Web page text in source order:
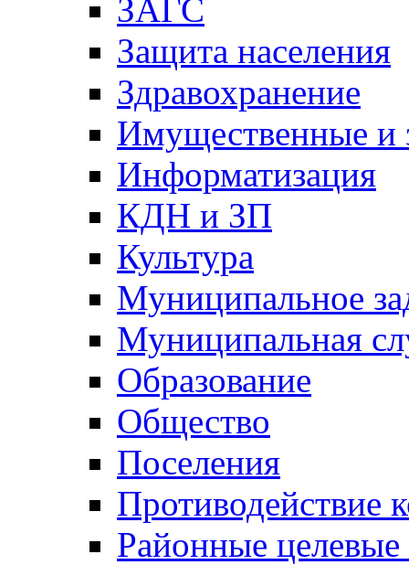
ЗАГС
Защита населения
Здравохранение
Имущественные и
Информатизация
КДН и ЗП
Культура
Муниципальное
Муниципальная
Образование
Общество
Поселения
Противодействие
Районные